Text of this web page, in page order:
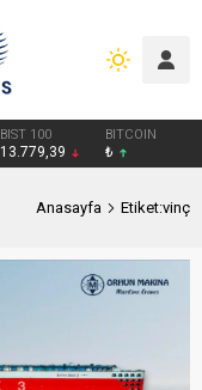
BIST 100
13.779,39
BITCOIN
₺
Anasayfa Etiket:vinç